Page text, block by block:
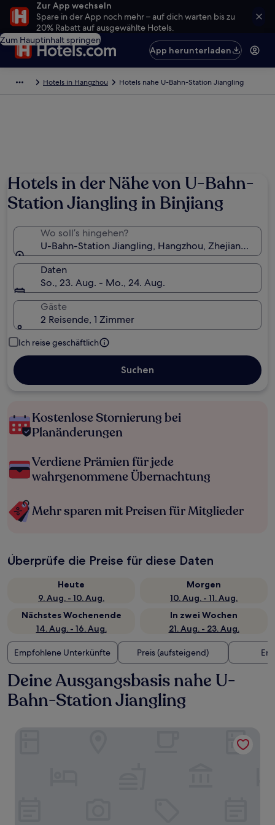
Zur App wechseln
Spare in der App noch mehr – auf dich warten bis zu
20% Rabatt auf ausgewählte Hotels.
Zum Hauptinhalt springen
App herunterladen
Hotels in Hangzhou Hotels nahe U-Bahn-Station Jiangling
Hotels in der Nähe von U-Bahn-
Station Jiangling in Binjiang
Wo soll’s hingehen?
U-Bahn-Station Jiangling, Hangzhou, Zhejiang,
Daten
So., 23. Aug. - Mo., 24. Aug.
Gäste
2 Reisende, 1 Zimmer
Ich reise geschäftlich
Suchen
Kostenlose Stornierung bei
Planänderungen
Verdiene Prämien für jede
wahrgenommene Übernachtung
Mehr sparen mit Preisen für Mitglieder
Überprüfe die Preise für diese Daten
Heute
9. Aug. - 10. Aug.
Morgen
10. Aug. - 11. Aug.
Nächstes Wochenende
14. Aug. - 16. Aug.
In zwei Wochen
21. Aug. - 23. Aug.
Empfohlene Unterkünfte Preis (aufsteigend)
Deine Ausgangsbasis nahe U-
Bahn-Station Jiangling
The Azure Qiantang, a Luxury Collection Hotel, Hangzhou